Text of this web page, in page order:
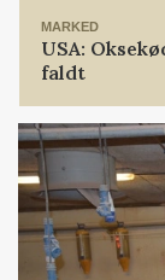
MARKED
USA:
faldt